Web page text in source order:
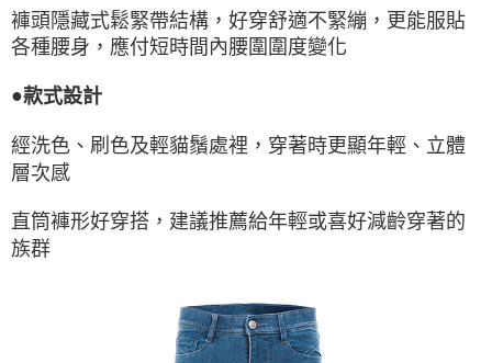
褲頭隱藏式鬆緊帶結構，好穿舒適不緊繃，更能服貼
各種腰身，應付短時間內腰圍圍度變化
●款式設計
經洗色、刷色及輕貓鬚處裡，穿著時更顯年輕、立體
層次感
直筒褲形好穿搭，建議推薦給年輕或喜好減齡穿著的
族群